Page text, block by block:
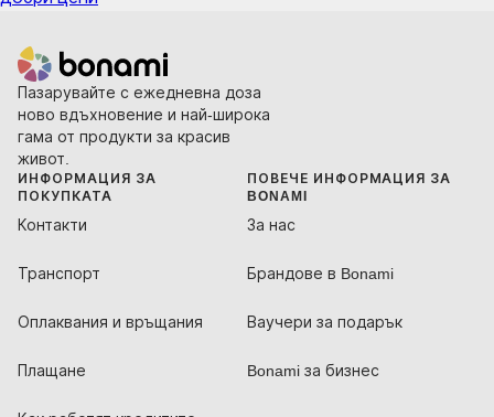
Пазарувайте с ежедневна доза
ново вдъхновение и най-широка
гама от продукти за красив
живот.
ИНФОРМАЦИЯ ЗА
ПОКУПКАТА
Контакти
Транспорт
Оплаквания и връщания
Плащане
ПОВЕЧЕ ИНФОРМАЦИЯ ЗА
BONAMI
За нас
Брандове в Bonami
Ваучери за подарък
Bonami за бизнес